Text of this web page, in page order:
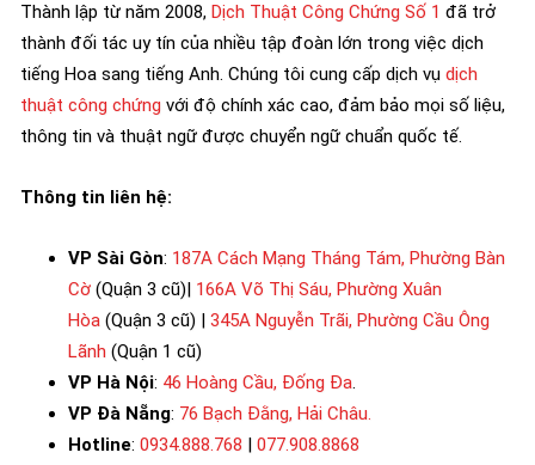
Thành lập từ năm 2008, Dịch Thuật Công Chứng Số 1 đã trở
thành đối tác uy tín của nhiều tập đoàn lớn trong việc dịch
tiếng Hoa sang tiếng Anh. Chúng tôi cung cấp dịch vụ dịch
thuật công chứng với độ chính xác cao, đảm bảo mọi số liệu,
thông tin và thuật ngữ được chuyển ngữ chuẩn quốc tế.
Thông tin liên hệ:
VP Sài Gòn: 187A Cách Mạng Tháng Tám, Phường Bàn
Cờ (Quận 3 cũ)| 166A Võ Thị Sáu, Phường Xuân
Hòa (Quận 3 cũ) | 345A Nguyễn Trãi, Phường Cầu Ông
Lãnh (Quận 1 cũ)
VP Hà Nội: 46 Hoàng Cầu, Đống Đa.
VP Đà Nẵng: 76 Bạch Đằng, Hải Châu.
Hotline: 0934.888.768 | 077.908.8868